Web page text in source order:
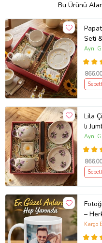
Bu Ürünü
Seti
Aynı
866
Lila
lı
Aynı
866
–
Kargo